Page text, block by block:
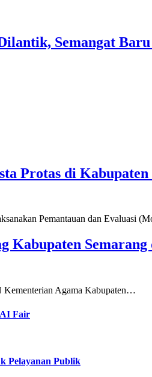
Semangat
Protas di Kabupaten
Pemantauan dan Evaluasi
Kabupaten
Kementerian Agama Kabupaten…
Fair
Pelayanan Publik